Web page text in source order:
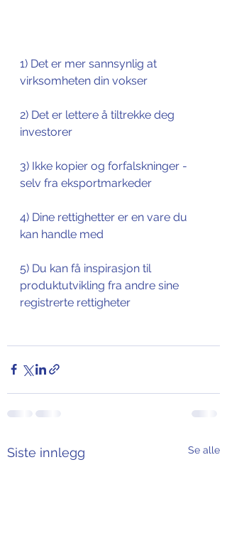
1) Det er mer sannsynlig at
virksomheten din vokser
2) Det er lettere å tiltrekke deg
investorer
3) Ikke kopier og forfalskninger -
selv fra eksportmarkeder
4) Dine rettighetter er en vare du
kan handle med
5) Du kan få inspirasjon til
produktutvikling fra andre sine
registrerte rettigheter
Siste innlegg Se alle